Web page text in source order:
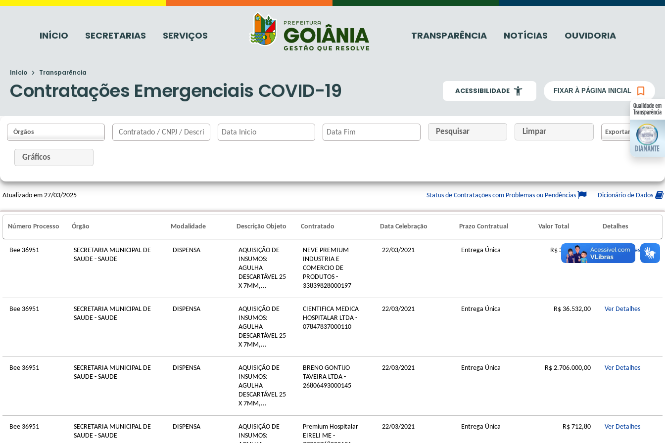
INÍCIO SECRETARIAS SERVIÇOS TRANSPARÊNCIA NOTÍCIAS OUVIDORIA
Início Transparência
Contratações Emergenciais COVID-19 ACESSIBILIDADE FIXAR À PÁGINA INICIAL